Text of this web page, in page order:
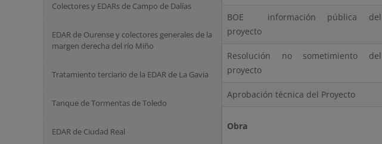
Colectores y EDARs de Campo de Dalías
EDAR de Ourense y colectores generales de la
margen derecha del río Miño
Tratamiento terciario de la EDAR de La Gavia
Tanque de Tormentas de Toledo
EDAR de Ciudad Real
BOE información pública del
proyecto
Resolución no sometimiento del
proyecto
Aprobación técnica del Proyecto
Obra